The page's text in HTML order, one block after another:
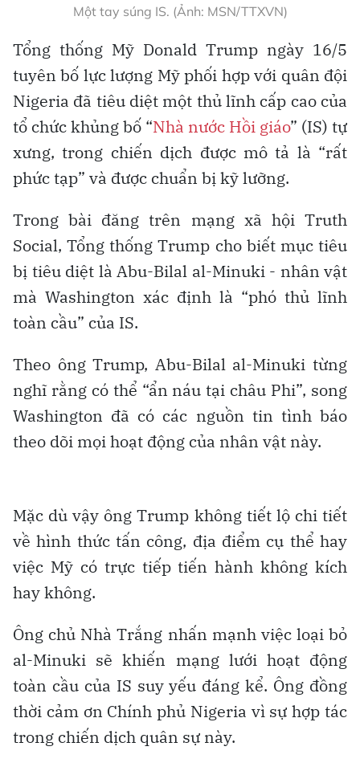
Một tay súng IS. (Ảnh: MSN/TTXVN)
Tổng thống Mỹ Donald Trump ngày 16/5
tuyên bố lực lượng Mỹ phối hợp với quân đội
Nigeria đã tiêu diệt một thủ lĩnh cấp cao của
tổ chức khủng bố “Nhà nước Hồi giáo” (IS) tự
xưng, trong chiến dịch được mô tả là “rất
phức tạp” và được chuẩn bị kỹ lưỡng.
Trong bài đăng trên mạng xã hội Truth
Social, Tổng thống Trump cho biết mục tiêu
bị tiêu diệt là Abu-Bilal al-Minuki - nhân vật
mà Washington xác định là “phó thủ lĩnh
toàn cầu” của IS.
Theo ông Trump, Abu-Bilal al-Minuki từng
nghĩ rằng có thể “ẩn náu tại châu Phi”, song
Washington đã có các nguồn tin tình báo
theo dõi mọi hoạt động của nhân vật này.
Mặc dù vậy ông Trump không tiết lộ chi tiết
về hình thức tấn công, địa điểm cụ thể hay
việc Mỹ có trực tiếp tiến hành không kích
hay không.
Ông chủ Nhà Trắng nhấn mạnh việc loại bỏ
al-Minuki sẽ khiến mạng lưới hoạt động
toàn cầu của IS suy yếu đáng kể. Ông đồng
thời cảm ơn Chính phủ Nigeria vì sự hợp tác
trong chiến dịch quân sự này.